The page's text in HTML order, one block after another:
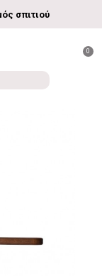
σπιτιού
0